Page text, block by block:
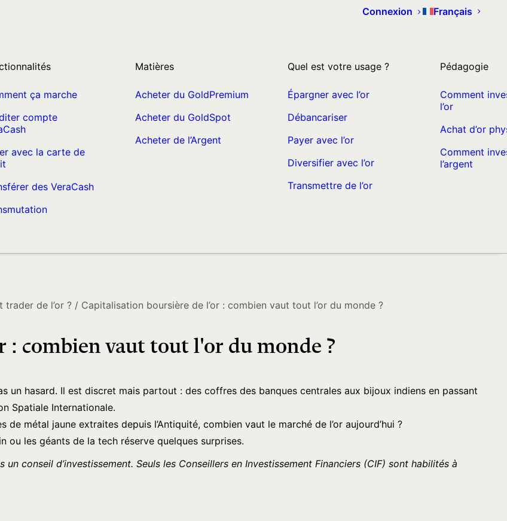
Connexion
Français
ça marche
compte
avec la carte de
des VeraCash
Matières
Acheter du GoldPremium
Acheter du GoldSpot
Acheter de l’Argent
Quel est votre usage ?
Épargner avec l’or
Débancariser
Payer avec l’or
Diversifier avec l’or
Transmettre de l’or
Pédagogie
Comment
l’or
Achat d’or
Comment
l’argent
trader de l’or ? Capitalisation boursière de l’or : combien vaut tout l’or du monde ?
combien vaut tout l'or du monde ?
un hasard. Il est discret mais partout : des coffres des banques centrales aux bijoux indiens en passant
Spatiale Internationale.
métal jaune extraites depuis l’Antiquité, combien vaut le marché de l’or aujourd’hui ?
ou les géants de la tech réserve quelques surprises.
conseil d’investissement. Seuls les Conseillers en Investissement Financiers (CIF) sont habilités à